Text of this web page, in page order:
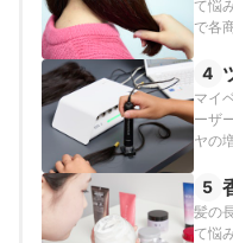
て悩
で各
4
マイ
ーザ
ヤの
5
髪の
て悩